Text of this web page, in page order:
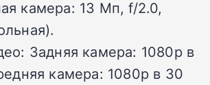
камера: 13 Мп, f/2.0,
Задняя камера: 1080p в
камера: 1080p в 30